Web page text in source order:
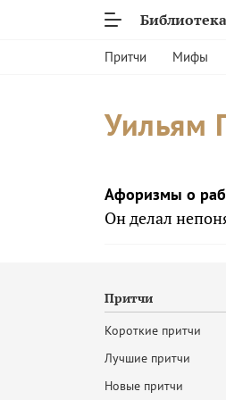
Притчи Мифы
Уильям
Афоризмы о
Он делал
Притчи
Короткие притчи
Лучшие притчи
Новые притчи